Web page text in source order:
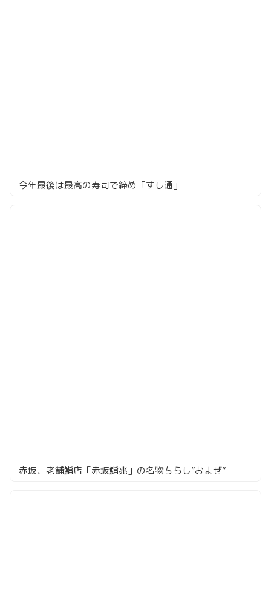
今年最後は最高の寿司で締め「すし通」
赤坂、老舗鮨店「赤坂鮨兆」の名物ちらし”おまぜ”